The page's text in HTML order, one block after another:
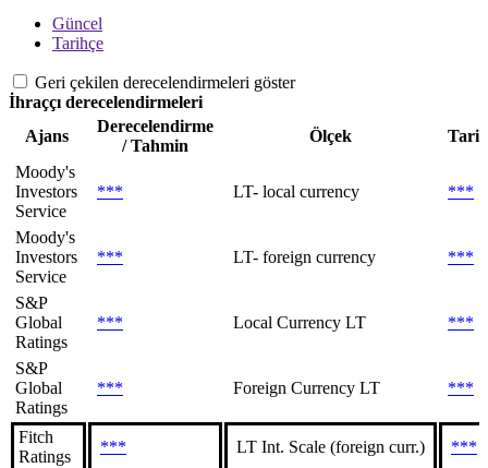
Güncel
Tarihçe
Geri çekilen derecelendirmeleri göster
İhraççı derecelendirmeleri
Ajans
Derecelendirme
/ Tahmin
Ölçek
Tarih
Moody's
Investors
Service
*** LT- local currency ***
Moody's
Investors
Service
*** LT- foreign currency ***
S&P
Global
Ratings
*** Local Currency LT ***
S&P
Global
Ratings
*** Foreign Currency LT ***
Fitch
Ratings
*** LT Int. Scale (foreign curr.) ***